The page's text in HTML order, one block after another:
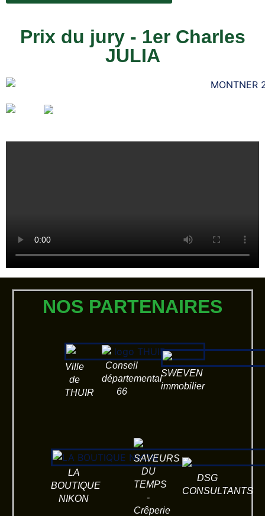
Prix du jury - 1er Charles
JULIA
NOS PARTENAIRES
Ville
de
THUIR
Conseil
départemental
66
SWEVEN
immobilier
LA
BOUTIQUE
NIKON
SAVEURS
DU
TEMPS
-
Crêperie
DSG
CONSULTANTS